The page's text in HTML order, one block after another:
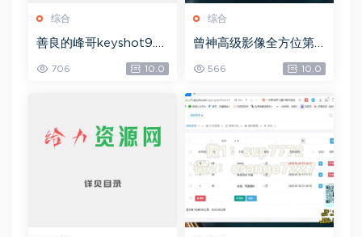
综合
善良的峰哥keyshot9.0
自学宝典，网盘下载(2.3
6G)
706 10.0
综合
曾神高级影像全方位第
四期，网盘下载(49.08
G)
566 10.0